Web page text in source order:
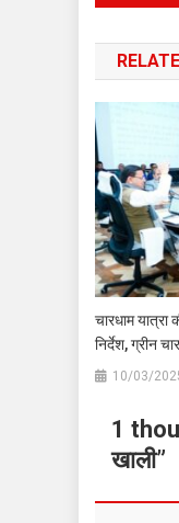
चारधाम
निर्देश, ग्रीन
10/03/
1
खाली”